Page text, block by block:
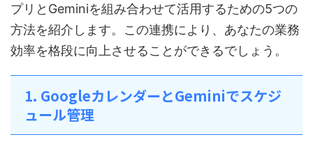
プリとGeminiを組み合わせて活用するための5つの
方法を紹介します。この連携により、あなたの業務
効率を格段に向上させることができるでしょう。
1. GoogleカレンダーとGeminiでスケジ
ュール管理